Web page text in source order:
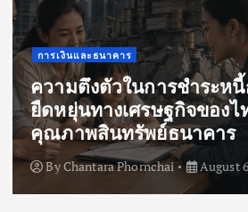
Press Release
ห้ามพลาด! จัดทีมซูเปอร์ฮี
สัมผัสกับ Marvel ผ่านการ์
สุดคลาสสิก จาก
ประเทศ
Byvritimes August 5, 2026